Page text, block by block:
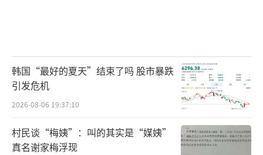
韩国“最好的夏天”结束了吗 股市暴跌
引发危机
2026-08-06 19:37:10
村民谈“梅姨”：叫的其实是“媒姨”
真名谢家梅浮现